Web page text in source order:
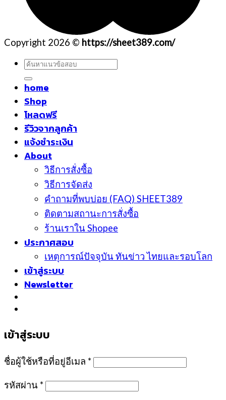
Copyright 2026 © https://sheet389.com/
ค้นหา:
home
Shop
โหลดฟรี
รีวิวจากลูกค้า
แจ้งชำระเงิน
About
วิธีการสั่งซื้อ
วิธีการจัดส่ง
คำถามที่พบบ่อย (FAQ) SHEET389
ติดตามสถานะการสั่งซื้อ
ร้านเราใน Shopee
ประกาศสอบ
เหตุการณ์ปัจจุบัน ทันข่าว ไทยและรอบโลก
เข้าสู่ระบบ
Newsletter
เข้าสู่ระบบ
ชื่อผู้ใช้หรือที่อยู่อีเมล *
รหัสผ่าน *